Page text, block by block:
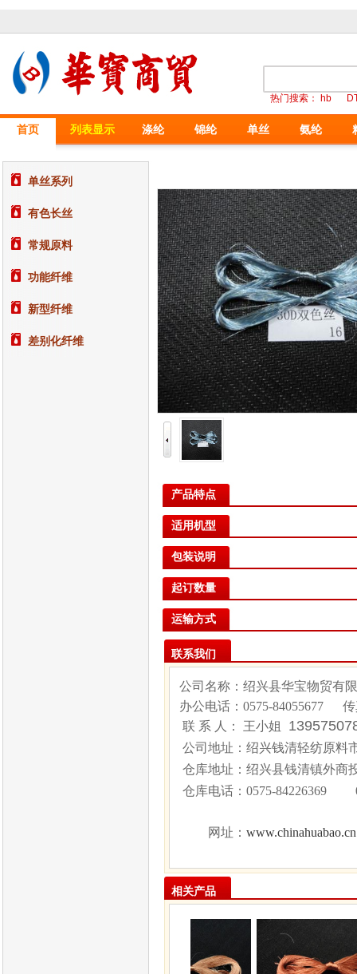
热门搜索： hb
首页 列表显示 涤纶 锦纶 单丝 氨纶
单丝系列
有色长丝
常规原料
功能纤维
新型纤维
差别化纤维
产品特点
适用机型
包装说明
起订数量
运输方式
联系我们
公司名称：绍兴县华宝物贸有
办公电话：0575-84055677
联 系 人： 王小姐
公司地址：绍兴钱清轻纺原料
仓库地址：绍兴县钱清镇外商
仓库电话：0575-84226369
网址：www.chinahuabao.cn
相关产品